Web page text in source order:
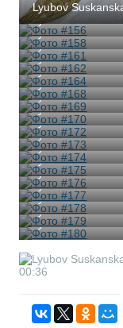
Lyubov
Lyubov
Lyubov
Lyubov
Lyubov
Lyubov
Lyubov
Lyubov
Lyubov
Lyubov
Lyubov
Lyubov
Lyubov
Lyubov
Lyubov
Lyubov
Lyubov
Lyubov
00:36